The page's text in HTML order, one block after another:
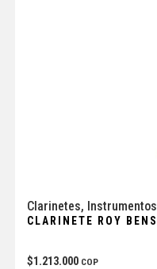
Clarinetes,
CLARINETE ROY
$1.213.000 COP